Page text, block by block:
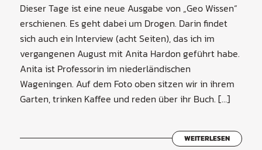
Dieser Tage ist eine neue Ausgabe von „Geo Wissen“
erschienen. Es geht dabei um Drogen. Darin findet
sich auch ein Interview (acht Seiten), das ich im
vergangenen August mit Anita Hardon geführt habe.
Anita ist Professorin im niederländischen
Wageningen. Auf dem Foto oben sitzen wir in ihrem
Garten, trinken Kaffee und reden über ihr Buch. […]
WEITERLESEN